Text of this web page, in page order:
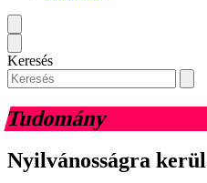
Keresés
Tudomány
Nyilvánosságra